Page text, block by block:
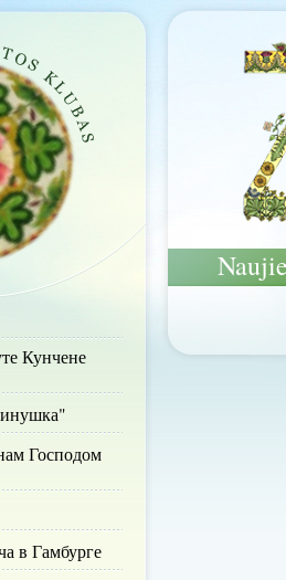
Кунчене
Господом
в Гамбурге